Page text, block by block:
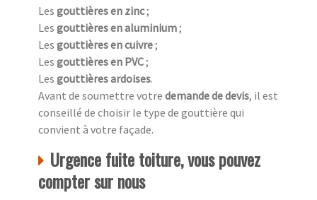
Les gouttières en zinc;
Les gouttières en aluminium;
Les gouttières en cuivre;
Les gouttières en PVC;
Les gouttières ardoises.
Avant de soumettre votre demande de devis, il est
conseillé de choisir le type de gouttière qui
convient à votre façade.
Urgence fuite toiture, vous pouvez
compter sur nous